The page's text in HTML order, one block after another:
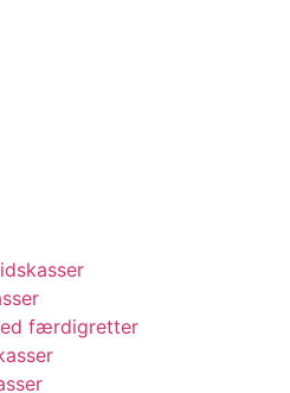
færdigretter